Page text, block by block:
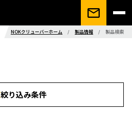
NOKクリューバーホーム / 製品情報 / 製品検索
絞り込み条件